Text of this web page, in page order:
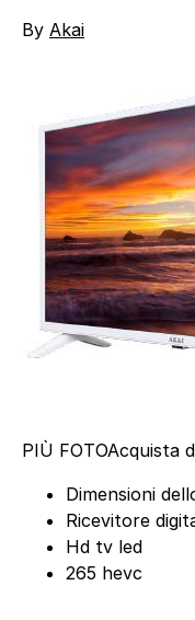
By Akai
PIÙ FOTOAcquista
Dimensioni
Ricevitore
Hd tv led
265 hevc